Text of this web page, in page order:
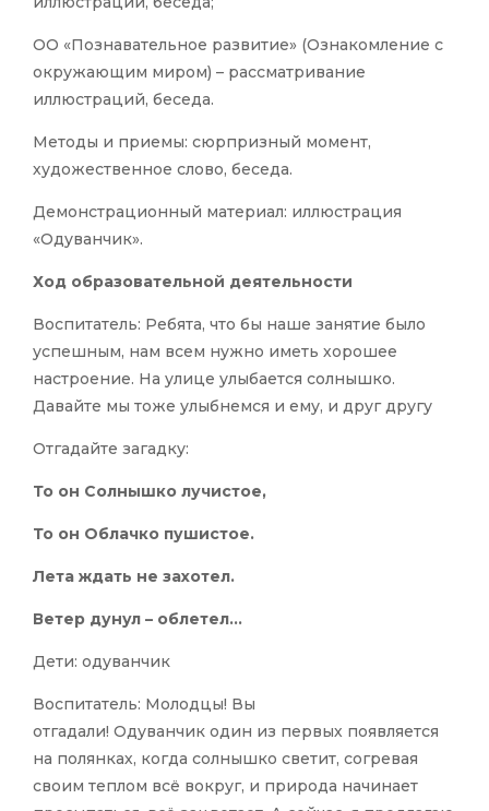
ОО «Познавательное развитие» (Ознакомление с
окружающим миром) – рассматривание
иллюстраций, беседа.
Методы и приемы: сюрпризный момент,
художественное слово, беседа.
Демонстрационный материал: иллюстрация
«Одуванчик».
Ход образовательной деятельности
Воспитатель: Ребята, что бы наше занятие было
успешным, нам всем нужно иметь хорошее
настроение. На улице улыбается солнышко.
Давайте мы тоже улыбнемся и ему, и друг другу
Отгадайте загадку:
То он Солнышко лучистое,
То он Облачко пушистое.
Лета ждать не захотел.
Ветер дунул – облетел…
Дети: одуванчик
Воспитатель: Молодцы! Вы
отгадали! Одуванчик один из первых появляется
на полянках, когда солнышко светит, согревая
своим теплом всё вокруг, и природа начинает